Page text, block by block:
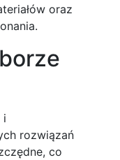
oraz
i
rozwiązań
co